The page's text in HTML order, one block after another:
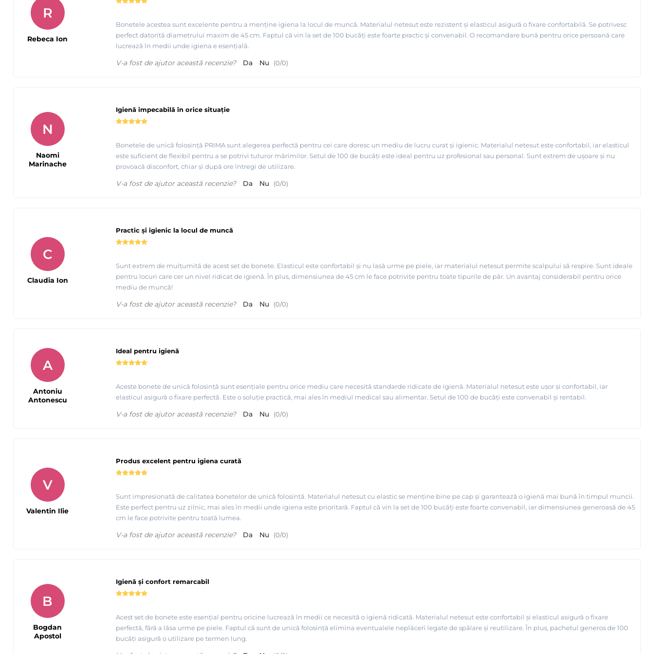
Bonetele acestea sunt excelente pentru a menține igiena la locul de muncă. Materialul netesut este rezistent și elasticul asigură o fixare confortabilă. Se potrivesc
perfect datorită diametrului maxim de 45 cm. Faptul că vin la set de 100 bucăți este foarte practic și convenabil. O recomandare bună pentru orice persoană care
lucrează în medii unde igiena e esențială.
R
Rebeca Ion
V-a fost de ajutor această recenzie? Da Nu (0/0)
Igienă impecabilă în orice situație
Bonetele de unică folosință PRIMA sunt alegerea perfectă pentru cei care doresc un mediu de lucru curat și igienic. Materialul netesut este confortabil, iar elasticul
este suficient de flexibil pentru a se potrivi tuturor mărimilor. Setul de 100 de bucăți este ideal pentru uz profesional sau personal. Sunt extrem de ușoare și nu
provoacă disconfort, chiar și după ore întregi de utilizare.
N
Naomi
Marinache
V-a fost de ajutor această recenzie? Da Nu (0/0)
Practic și igienic la locul de muncă
Sunt extrem de mulțumită de acest set de bonete. Elasticul este confortabil și nu lasă urme pe piele, iar materialul netesut permite scalpului să respire. Sunt ideale
pentru locuri care cer un nivel ridicat de igienă. În plus, dimensiunea de 45 cm le face potrivite pentru toate tipurile de păr. Un avantaj considerabil pentru orice
mediu de muncă!
C
Claudia Ion
V-a fost de ajutor această recenzie? Da Nu (0/0)
Ideal pentru igienă
Aceste bonete de unică folosință sunt esențiale pentru orice mediu care necesită standarde ridicate de igienă. Materialul netesut este ușor și confortabil, iar
elasticul asigură o fixare perfectă. Este o soluție practică, mai ales în mediul medical sau alimentar. Setul de 100 de bucăți este convenabil și rentabil.
A
Antoniu
Antonescu
V-a fost de ajutor această recenzie?
Da Nu (0/0)
Produs excelent pentru igiena curată
Sunt impresionată de calitatea bonetelor de unică folosință. Materialul netesut cu elastic se menține bine pe cap și garantează o igienă mai bună în timpul muncii.
Este perfect pentru uz zilnic, mai ales în medii unde igiena este prioritară. Faptul că vin la set de 100 bucăți este foarte convenabil, iar dimensiunea generoasă de 45
cm le face potrivite pentru toată lumea.
V
Valentin Ilie
V-a fost de ajutor această recenzie? Da Nu (0/0)
Igienă și confort remarcabil
Acest set de bonete este esențial pentru oricine lucrează în medii ce necesită o igienă ridicată. Materialul netesut este confortabil și elasticul asigură o fixare
perfectă, fără a lăsa urme pe piele. Faptul că sunt de unică folosință elimina eventualele neplăceri legate de spălare și reutilizare. În plus, pachetul generos de 100
bucăți asigură o utilizare pe termen lung.
B
Bogdan
Apostol